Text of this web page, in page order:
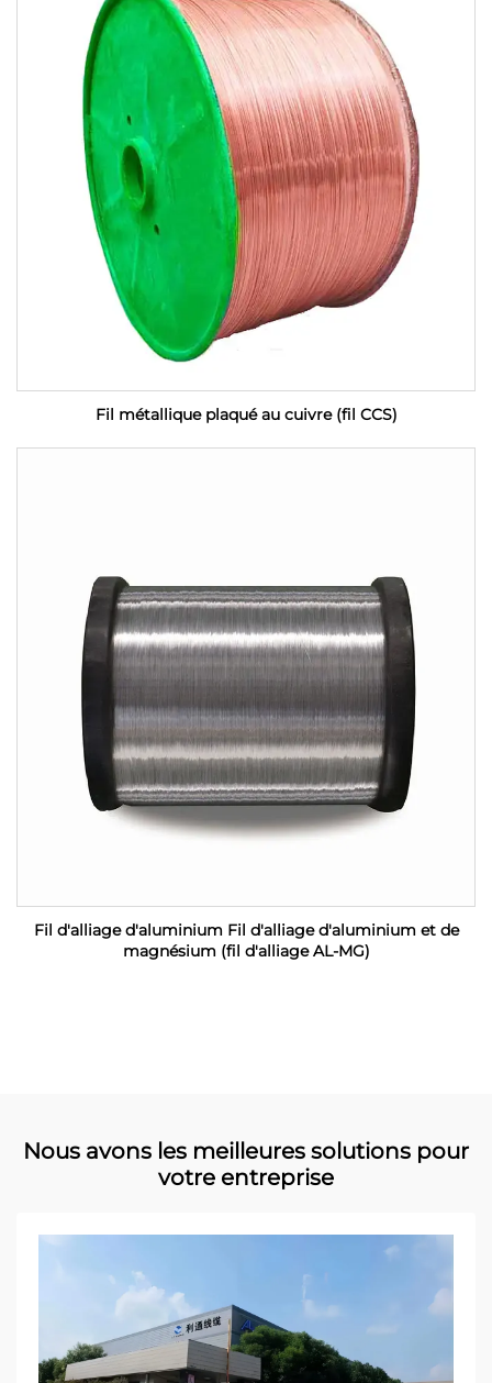
Fil métallique plaqué au cuivre (fil CCS)
Fil d'alliage d'aluminium Fil d'alliage d'aluminium et de
magnésium (fil d'alliage AL-MG)
Nous avons les meilleures solutions pour
votre entreprise